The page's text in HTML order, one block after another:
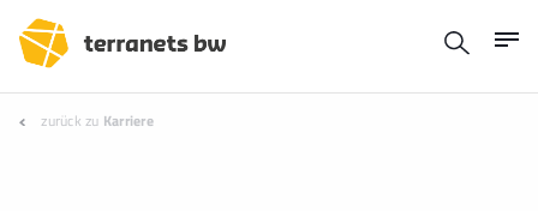
zurück zu Karriere